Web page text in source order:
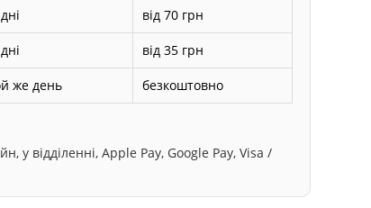
від 70 грн
від 35 грн
же день безкоштовно
у відділенні, Apple Pay, Google Pay, Visa /